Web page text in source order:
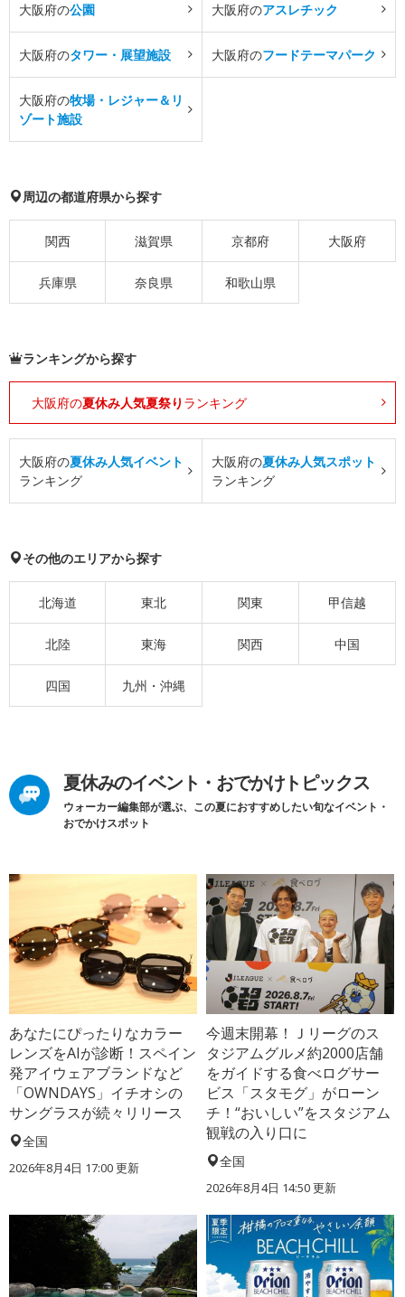
大阪府の公園 大阪府のアスレチック
大阪府のタワー・展望施設 大阪府のフードテーマパーク
大阪府の牧場・レジャー＆リ
ゾート施設
周辺の都道府県から探す
関西 滋賀県 京都府 大阪府
兵庫県 奈良県 和歌山県
ランキングから探す
大阪府の夏休み人気夏祭り ランキング
大阪府の夏休み人気イベント
ランキング
大阪府の夏休み人気スポット
ランキング
その他のエリアから探す
北海道 東北 関東 甲信越
北陸 東海 関西 中国
四国 九州・沖縄
夏休みのイベント・おでかけトピックス
ウォーカー編集部が選ぶ、この夏におすすめしたい旬なイベント・
おでかけスポット
あなたにぴったりなカラー
レンズをAIが診断！スペイン
発アイウェアブランドなど
「OWNDAYS」イチオシの
サングラスが続々リリース
全国
2026年8月4日 17:00更新
今週末開幕！Ｊリーグのス
タジアムグルメ約2000店舗
をガイドする食べログサー
ビス「スタモグ」がローン
チ！“おいしい”をスタジアム
観戦の入り口に
全国
2026年8月4日 14:50更新